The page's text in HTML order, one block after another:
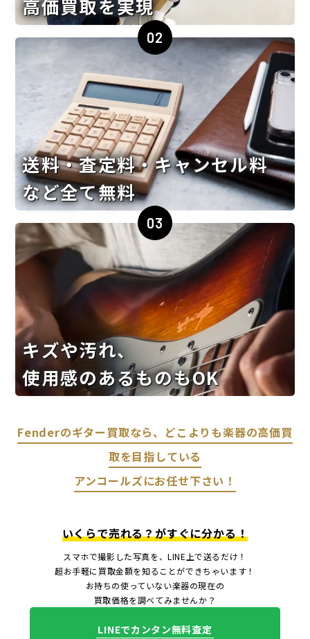
高価買取を実現
02
送料・査定料・キャンセル料
など全て無料
03
キズや汚れ、
使用感のあるものもOK
Fenderのギター買取なら、どこよりも楽器の高価買
取を目指している
アンコールズにお任せ下さい！
いくらで売れる？がすぐに分かる！
スマホで撮影した写真を、LINE上で送るだけ！
超お手軽に買取金額を知ることができちゃいます！
お持ちの使っていない楽器の現在の
買取価格を調べてみませんか？
LINEでカンタン無料査定